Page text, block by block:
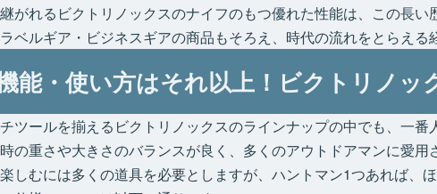
がれるビクトリノックスのナイフのもつ優れた性能は、この長い
ベルギア・ビジネスギアの商品もそろえ、時代の流れをとらえる
能・使い方はそれ以上！ビクトリノ
ツールを揃えるビクトリノックスのラインナップの中でも、一番
の重さや大きさのバランスが良く、多くのアウトドアマンに愛用
しむには多くの道具を必要としますが、ハントマン1つあれば、ほ